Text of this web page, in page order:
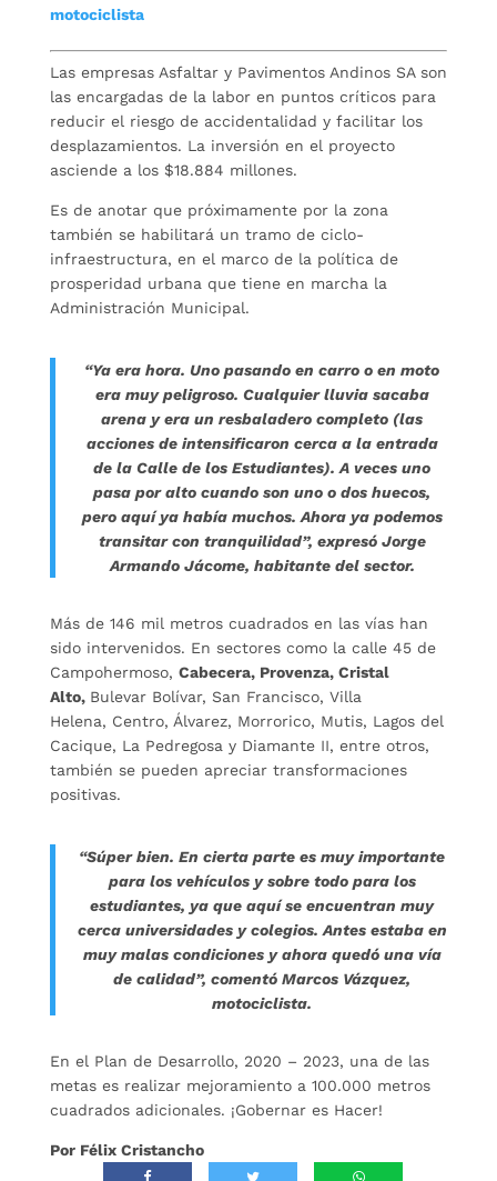
motociclista
Las empresas Asfaltar y Pavimentos Andinos SA son
las encargadas de la labor en puntos críticos para
reducir el riesgo de accidentalidad y facilitar los
desplazamientos. La inversión en el proyecto
asciende a los $18.884 millones.
Es de anotar que próximamente por la zona
también se habilitará un tramo de ciclo-
infraestructura, en el marco de la política de
prosperidad urbana que tiene en marcha la
Administración Municipal.
“Ya era hora. Uno pasando en carro o en moto
era muy peligroso. Cualquier lluvia sacaba
arena y era un resbaladero completo (las
acciones de intensificaron cerca a la entrada
de la Calle de los Estudiantes). A veces uno
pasa por alto cuando son uno o dos huecos,
pero aquí ya había muchos. Ahora ya podemos
transitar con tranquilidad”, expresó Jorge
Armando Jácome, habitante del sector.
Más de 146 mil metros cuadrados en las vías han
sido intervenidos. En sectores como la calle 45 de
Campohermoso, Cabecera, Provenza, Cristal
Alto, Bulevar Bolívar, San Francisco, Villa
Helena, Centro, Álvarez, Morrorico, Mutis, Lagos del
Cacique, La Pedregosa y Diamante II, entre otros,
también se pueden apreciar transformaciones
positivas.
“Súper bien. En cierta parte es muy importante
para los vehículos y sobre todo para los
estudiantes, ya que aquí se encuentran muy
cerca universidades y colegios. Antes estaba en
muy malas condiciones y ahora quedó una vía
de calidad”, comentó Marcos Vázquez,
motociclista.
En el Plan de Desarrollo, 2020 – 2023, una de las
metas es realizar mejoramiento a 100.000 metros
cuadrados adicionales. ¡Gobernar es Hacer!
Por Félix Cristancho